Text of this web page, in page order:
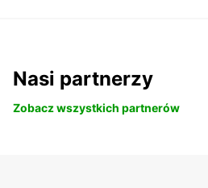
Nasi partnerzy
Zobacz wszystkich partnerów